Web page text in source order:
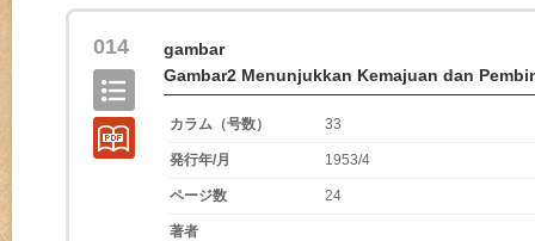
014
gambar
Gambar2 Menunjukkan Kemajuan dan
カラム（号数） 33
発行年/月 1953/4
ページ数 24
著者